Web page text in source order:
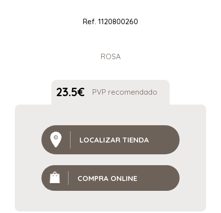
Ref. 1120800260
ROSA
23.5€ PVP recomendado
LOCALIZAR TIENDA
COMPRA ONLINE